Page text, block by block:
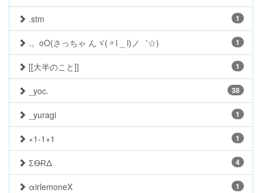
1
.stm
1
.。oO(さっちゃ んヾ(〃l _ l)ノ゛☆)
1
[[大半のこと]]
38
_yoc.
1
_yuragi
1
×1-1+1
4
ƩѲɌΔ
1
αirlemoneX